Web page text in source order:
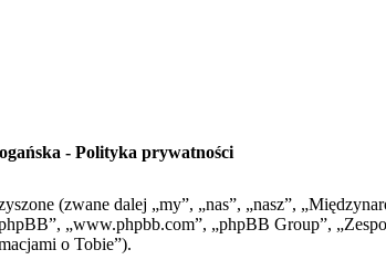
- Polityka prywatności
(zwane dalej „my”, „nas”, „nasz”,
„www.phpbb.com”, „phpBB Group”,
o Tobie”).